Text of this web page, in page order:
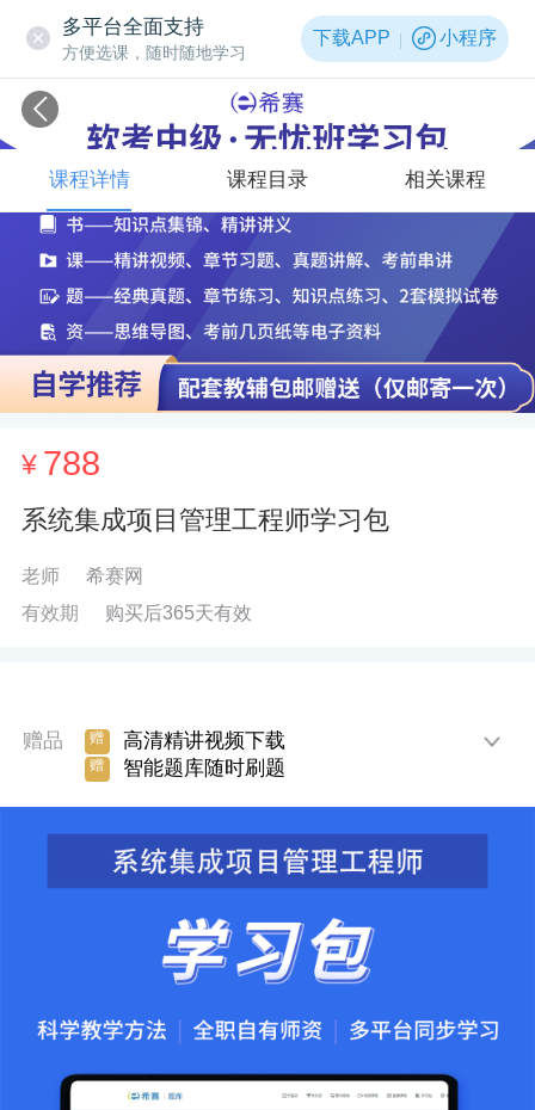
多平台全面支持
方便选课，随时随地学习
下载APP 小程序
¥ 788
系统集成项目管理工程师学习包
老师
希赛网
有效期
购买后365天有效
赠品 赠 高清精讲视频下载
赠 智能题库随时刷题
课程详情 课程目录 相关课程